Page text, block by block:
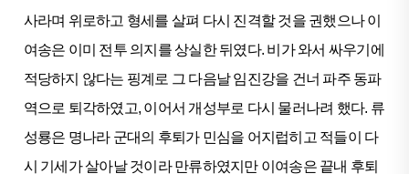
사라며 위로하고 형세를 살펴 다시 진격할 것을 권했으나 이
여송은 이미 전투 의지를 상실한 뒤였다. 비가 와서 싸우기에
적당하지 않다는 핑계로 그 다음날 임진강을 건너 파주 동파
역으로 퇴각하였고, 이어서 개성부로 다시 물러나려 했다. 류
성룡은 명나라 군대의 후퇴가 민심을 어지럽히고 적들이 다
시 기세가 살아날 것이라 만류하였지만 이여송은 끝내 후퇴